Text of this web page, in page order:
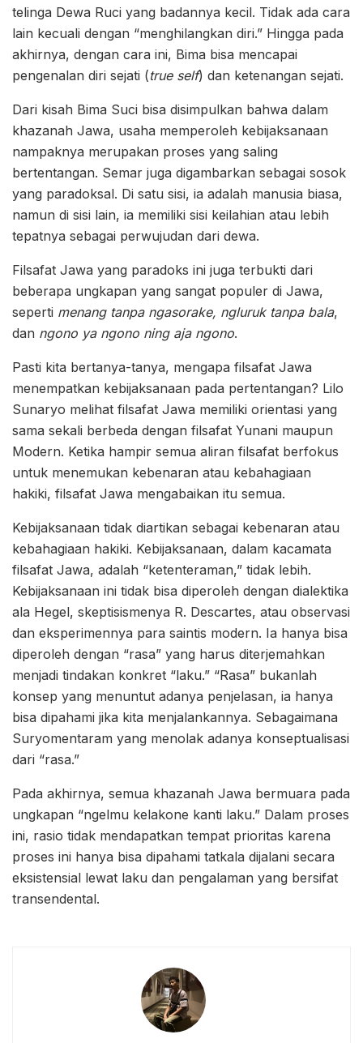
telinga Dewa Ruci yang badannya kecil. Tidak ada cara
lain kecuali dengan “menghilangkan diri.” Hingga pada
akhirnya, dengan cara ini, Bima bisa mencapai
pengenalan diri sejati (true self) dan ketenangan sejati.
Dari kisah Bima Suci bisa disimpulkan bahwa dalam
khazanah Jawa, usaha memperoleh kebijaksanaan
nampaknya merupakan proses yang saling
bertentangan. Semar juga digambarkan sebagai sosok
yang paradoksal. Di satu sisi, ia adalah manusia biasa,
namun di sisi lain, ia memiliki sisi keilahian atau lebih
tepatnya sebagai perwujudan dari dewa.
Filsafat Jawa yang paradoks ini juga terbukti dari
beberapa ungkapan yang sangat populer di Jawa,
seperti menang tanpa ngasorake, ngluruk tanpa bala,
dan ngono ya ngono ning aja ngono.
Pasti kita bertanya-tanya, mengapa filsafat Jawa
menempatkan kebijaksanaan pada pertentangan? Lilo
Sunaryo melihat filsafat Jawa memiliki orientasi yang
sama sekali berbeda dengan filsafat Yunani maupun
Modern. Ketika hampir semua aliran filsafat berfokus
untuk menemukan kebenaran atau kebahagiaan
hakiki, filsafat Jawa mengabaikan itu semua.
Kebijaksanaan tidak diartikan sebagai kebenaran atau
kebahagiaan hakiki. Kebijaksanaan, dalam kacamata
filsafat Jawa, adalah “ketenteraman,” tidak lebih.
Kebijaksanaan ini tidak bisa diperoleh dengan dialektika
ala Hegel, skeptisismenya R. Descartes, atau observasi
dan eksperimennya para saintis modern. Ia hanya bisa
diperoleh dengan “rasa” yang harus diterjemahkan
menjadi tindakan konkret “laku.” “Rasa” bukanlah
konsep yang menuntut adanya penjelasan, ia hanya
bisa dipahami jika kita menjalankannya. Sebagaimana
Suryomentaram yang menolak adanya konseptualisasi
dari “rasa.”
Pada akhirnya, semua khazanah Jawa bermuara pada
ungkapan “ngelmu kelakone kanti laku.” Dalam proses
ini, rasio tidak mendapatkan tempat prioritas karena
proses ini hanya bisa dipahami tatkala dijalani secara
eksistensial lewat laku dan pengalaman yang bersifat
transendental.